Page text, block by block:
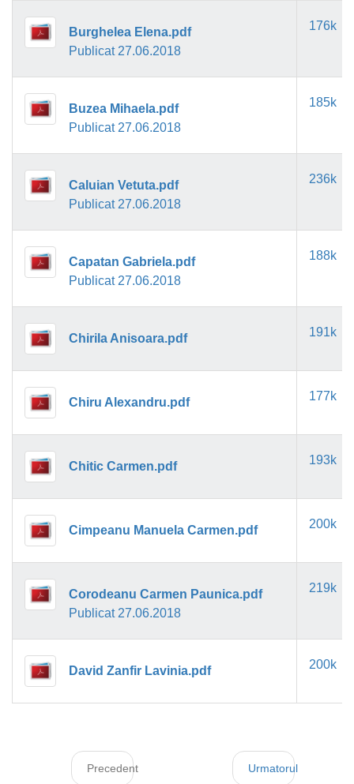
Burghelea Elena.pdf
Publicat 27.06.2018
176k
Buzea Mihaela.pdf
Publicat 27.06.2018
185k
Caluian Vetuta.pdf
Publicat 27.06.2018
236k
Capatan Gabriela.pdf
Publicat 27.06.2018
188k
Chirila Anisoara.pdf 191k
Chiru Alexandru.pdf 177k
Chitic Carmen.pdf 193k
Cimpeanu Manuela Carmen.pdf 200k
Corodeanu Carmen Paunica.pdf
Publicat 27.06.2018
219k
David Zanfir Lavinia.pdf 200k
Precedent Urmatorul